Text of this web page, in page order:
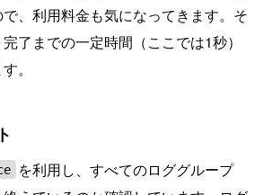
、利用料金も気になってきます。そ
了までの一定時間（ここでは1秒）
。
を利用し、すべてのロググループ